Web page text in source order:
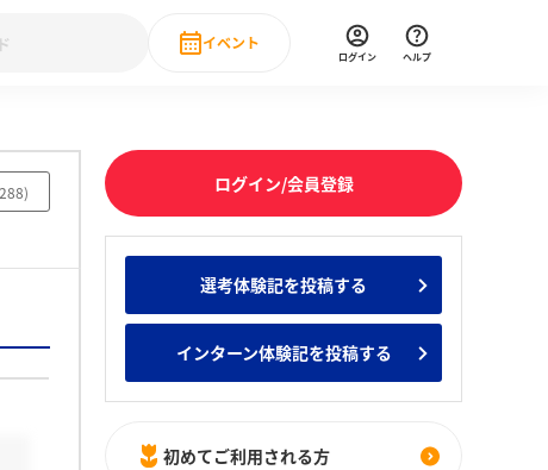
の新卒就職人気企業ランキング みんなのインターン人気企業ランキ
IT・DX現場社員インタビュー
イベント
直近のイベント一覧
ログイン ヘルプ
)
ログイン/会員登録
選考体験記を投稿する
インターン体験記を投稿する
初めてご利用される方